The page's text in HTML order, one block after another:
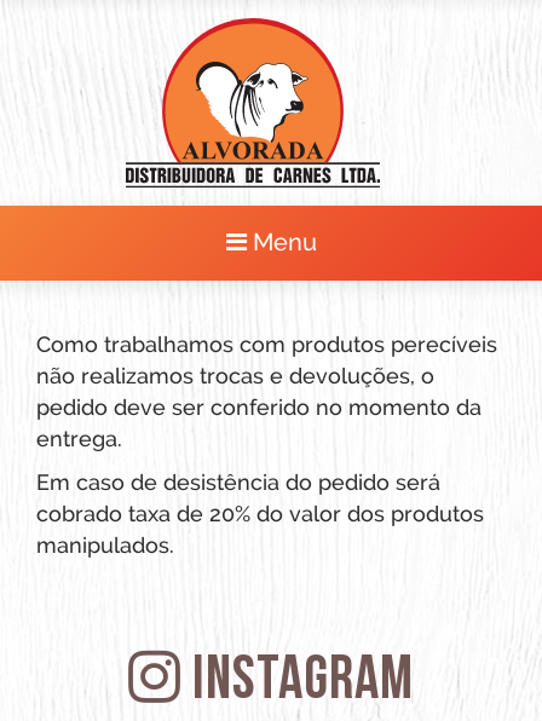
Menu
Como trabalhamos com produtos perecíveis
não realizamos trocas e devoluções, o
pedido deve ser conferido no momento da
entrega.
Em caso de desistência do pedido será
cobrado taxa de 20% do valor dos produtos
manipulados.
Instagram